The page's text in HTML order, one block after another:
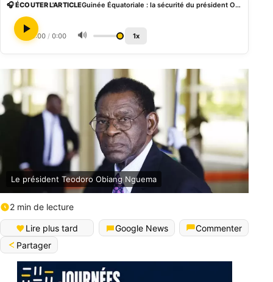
🎧 ÉCOUTER L'ARTICLE Guinée Équatoriale : la sécurité du président Obiang désormais assurée par des forces russes ?
0:00 / 0:00 🔊 1x
Le président Teodoro Obiang Nguema
2 min de lecture
Lire plus tard Google News
Commenter
Partager